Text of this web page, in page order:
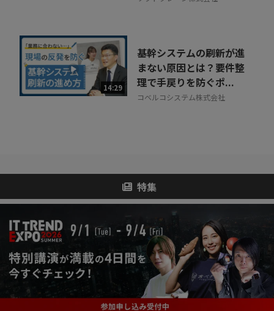
14:29
基幹システムの刷新が進
まない原因とは？要件整
理で手戻りを防ぐポ...
コベルコシステム株式会社
特集